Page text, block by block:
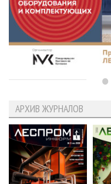
АРХИВ ЖУРНАЛОВ